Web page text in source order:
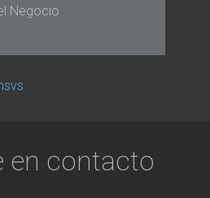
Negocio
en contacto